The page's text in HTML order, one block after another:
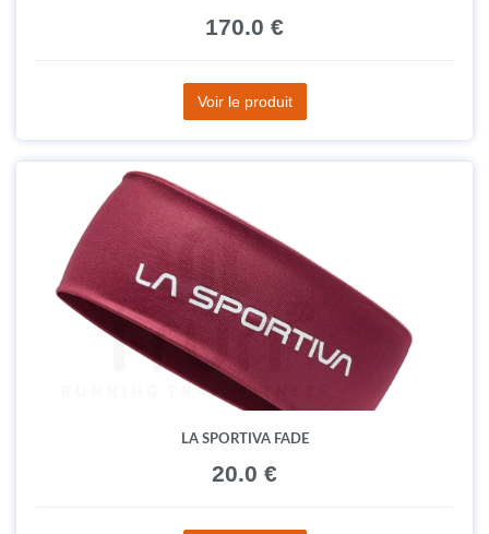
170.0 €
Voir le produit
LA SPORTIVA FADE
20.0 €